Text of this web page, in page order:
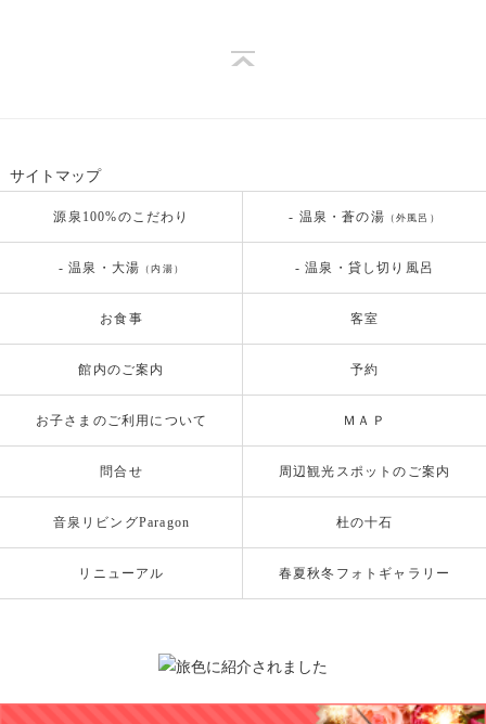
サイトマップ
源泉100%のこだわり - 温泉・蒼の湯 （外風呂）
- 温泉・大湯 （内湯） - 温泉・貸し切り風呂
お食事 客室
館内のご案内 予約
お子さまのご利用について ＭＡＰ
問合せ 周辺観光スポットのご案内
音泉リビングParagon 杜の十石
リニューアル 春夏秋冬フォトギャラリー